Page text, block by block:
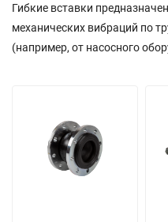
Гибкие вставки
механических вибраций по
(например, от насосного